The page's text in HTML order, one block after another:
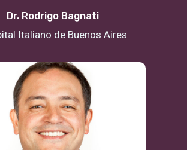
Dr. Rodrigo Bagnati
Italiano de Buenos Aires